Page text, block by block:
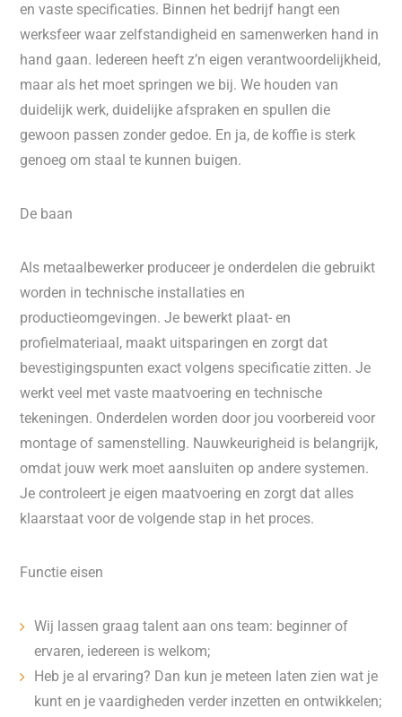
en vaste specificaties. Binnen het bedrijf hangt een
werksfeer waar zelfstandigheid en samenwerken hand in
hand gaan. Iedereen heeft z’n eigen verantwoordelijkheid,
maar als het moet springen we bij. We houden van
duidelijk werk, duidelijke afspraken en spullen die
gewoon passen zonder gedoe. En ja, de koffie is sterk
genoeg om staal te kunnen buigen.
De baan
Als metaalbewerker produceer je onderdelen die gebruikt
worden in technische installaties en
productieomgevingen. Je bewerkt plaat- en
profielmateriaal, maakt uitsparingen en zorgt dat
bevestigingspunten exact volgens specificatie zitten. Je
werkt veel met vaste maatvoering en technische
tekeningen. Onderdelen worden door jou voorbereid voor
montage of samenstelling. Nauwkeurigheid is belangrijk,
omdat jouw werk moet aansluiten op andere systemen.
Je controleert je eigen maatvoering en zorgt dat alles
klaarstaat voor de volgende stap in het proces.
Functie eisen
Wij lassen graag talent aan ons team: beginner of
ervaren, iedereen is welkom;
Heb je al ervaring? Dan kun je meteen laten zien wat je
kunt en je vaardigheden verder inzetten en ontwikkelen;